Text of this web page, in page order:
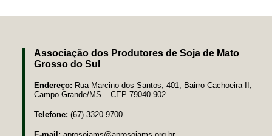
Associação dos Produtores de Soja de Mato
Grosso do Sul
Endereço: Rua Marcino dos Santos, 401, Bairro Cachoeira II,
Campo Grande/MS – CEP 79040-902
Telefone: (67) 3320-9700